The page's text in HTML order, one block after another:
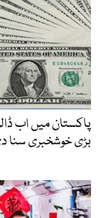
پاکستان میں اب
بڑی خوشخبری سنا